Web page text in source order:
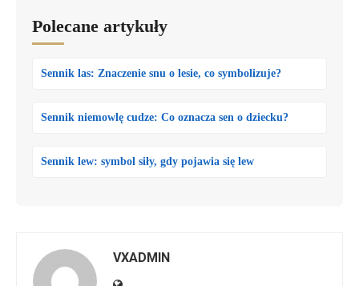
Polecane artykuły
Sennik las: Znaczenie snu o lesie, co symbolizuje?
Sennik niemowlę cudze: Co oznacza sen o dziecku?
Sennik lew: symbol siły, gdy pojawia się lew
VXADMIN